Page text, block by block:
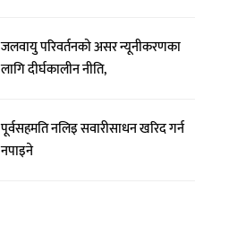
जलवायु परिवर्तनको असर न्यूनीकरणका
लागि दीर्घकालीन नीति,
पूर्वसहमति नलिइ सवारीसाधन खरिद गर्न
नपाइने